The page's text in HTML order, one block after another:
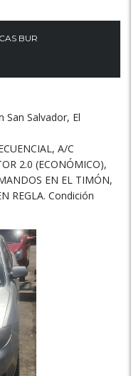
BUR
San Salvador, El
A/C
2.0 (ECONÓMICO),
EN EL TIMÓN,
REGLA. Condición